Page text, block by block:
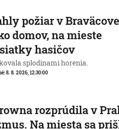
požiar v Braväcove
domov, na mieste
hasičov
splodinami horenia.
8. 8. 2026, 12:30:00
rozprúdila v
Na miesta sa